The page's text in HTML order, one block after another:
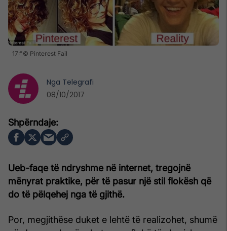
17:"© Pinterest Fail
Ueb-faqe të ndryshme në internet, tregojnë
mënyrat praktike, për të pasur një stil flokësh që
do të pëlqehej nga të gjithë.
Por, megjithëse duket e lehtë të realizohet, shumë
Nga Telegrafi
08/10/2017